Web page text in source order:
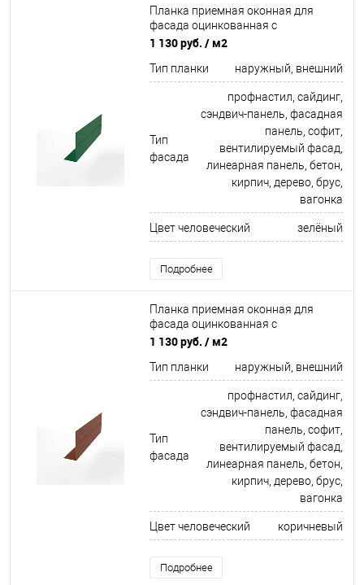
Планка приемная оконная для
фасада оцинкованная с
порошковым покрытием 0,45мм
1 130 руб. / м2
Тип планки наружный, внешний
Тип
фасада
профнастил, сайдинг,
сэндвич-панель, фасадная
панель, софит,
вентилируемый фасад,
линеарная панель, бетон,
кирпич, дерево, брус,
вагонка
Цвет человеческий зелёный
Подробнее
Планка приемная оконная для
фасада оцинкованная с
порошковым покрытием 0,45мм
1 130 руб. / м2
Тип планки наружный, внешний
Тип
фасада
профнастил, сайдинг,
сэндвич-панель, фасадная
панель, софит,
вентилируемый фасад,
линеарная панель, бетон,
кирпич, дерево, брус,
вагонка
Цвет человеческий коричневый
Подробнее